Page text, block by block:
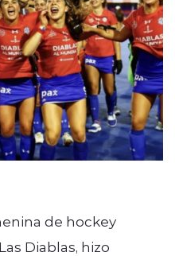
de hockey
Diablas, hizo